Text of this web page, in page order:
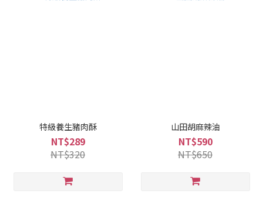
特級養生豬肉酥
NT$289
NT$320
山田胡麻辣油
NT$590
NT$650